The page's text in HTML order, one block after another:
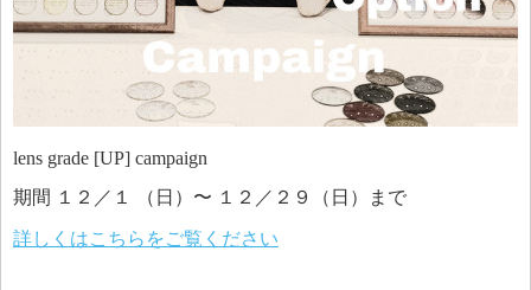
lens grade [UP] campaign
期間 １２／１ （日）〜 １２／２９（日）まで
詳しくはこちらをご覧ください